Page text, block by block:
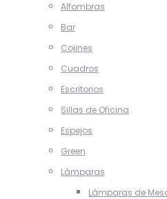
Alfombras
Bar
Cojines
Cuadros
Escritorios
Sillas de Oficina
Espejos
Green
Lámparas
Lámparas de